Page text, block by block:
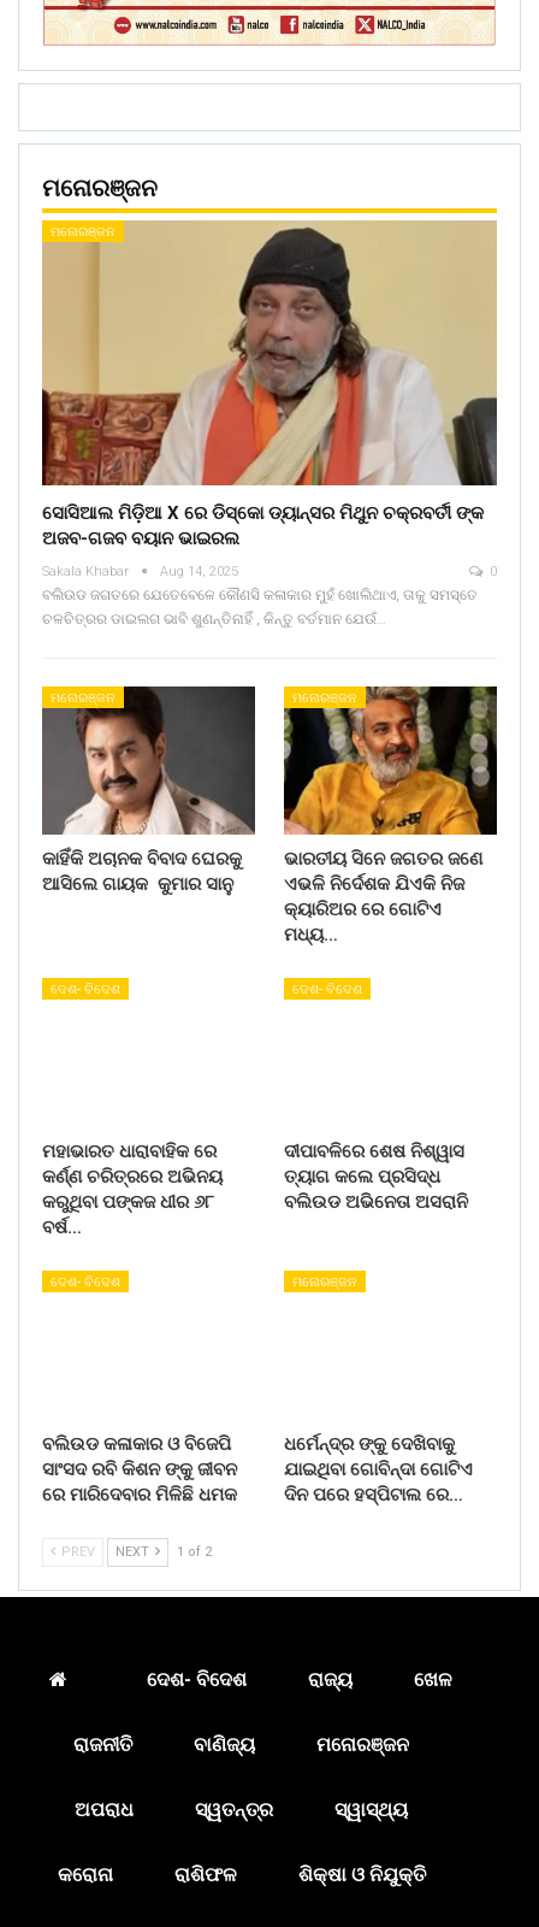
ମନୋରଞ୍ଜନ
ମନୋରଞ୍ଜନ
ସୋସିଆଲ ମିଡ଼ିଆ X ରେ ଡିସ୍କୋ ଡ୍ୟାନ୍ସର ମିଥୁନ ଚକ୍ରବର୍ତୀ ଙ୍କ
ଅଜବ-ଗଜବ ବୟାନ ଭାଇରଲ
Sakala Khabar Aug 14, 2025 0
ବଲିଉଡ ଜଗତରେ ଯେତେବେଳେ କୌଣସି କଳାକାର ମୁହଁ ଖୋଲିଥାଏ, ତାକୁ ସମସ୍ତେ
ଚଳଚିତ୍ରର ଡାଇଲଗ ଭାବି ଶୁଣନ୍ତିନାହିଁ , କିନ୍ତୁ ବର୍ତମାନ ଯେଉଁ…
ମନୋରଞ୍ଜନ
କାହିଁକି ଅଚାନକ ବିବାଦ ଘେରକୁ
ଆସିଲେ ଗାୟକ କୁମାର ସାନୁ
ମନୋରଞ୍ଜନ
ଭାରତୀୟ ସିନେ ଜଗତର ଜଣେ
ଏଭଳି ନିର୍ଦେଶକ ଯିଏକି ନିଜ
କ୍ୟାରିଅର ରେ ଗୋଟିଏ
ମଧ୍ୟ…
ଦେଶ- ବିଦେଶ
ମହାଭାରତ ଧାରାବାହିକ ରେ
କର୍ଣ୍ଣ ଚରିତ୍ରରେ ଅଭିନୟ
କରୁଥିବା ପଙ୍କଜ ଧୀର ୬୮
ବର୍ଷ…
ଦେଶ- ବିଦେଶ
ଦୀପାବଳିରେ ଶେଷ ନିଶ୍ୱାସ
ତ୍ୟାଗ କଲେ ପ୍ରସିଦ୍ଧ
ବଲିଉଡ ଅଭିନେତା ଅସରାନି
ଦେଶ- ବିଦେଶ
ବଲିଉଡ କଳାକାର ଓ ବିଜେପି
ସାଂସଦ ରବି କିଶନ ଙ୍କୁ ଜୀବନ
ରେ ମାରିଦେବାର ମିଳିଛି ଧମକ
ମନୋରଞ୍ଜନ
ଧର୍ମେନ୍ଦ୍ର ଙ୍କୁ ଦେଖିବାକୁ
ଯାଇଥିବା ଗୋବିନ୍ଦା ଗୋଟିଏ
ଦିନ ପରେ ହସ୍ପିଟାଲ ରେ…
PREV NEXT 1 of 2
ଦେଶ- ବିଦେଶ ରାଜ୍ୟ ଖେଳ
ରାଜନୀତି ବାଣିଜ୍ୟ ମନୋରଞ୍ଜନ
ଅପରାଧ ସ୍ୱତନ୍ତ୍ର ସ୍ୱାସ୍ଥ୍ୟ
କରୋନା ରାଶିଫଳ ଶିକ୍ଷା ଓ ନିଯୁକ୍ତି